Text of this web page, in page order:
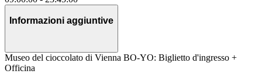
Informazioni aggiuntive
Museo del cioccolato di Vienna BO-YO: Biglietto d'ingresso +
Officina